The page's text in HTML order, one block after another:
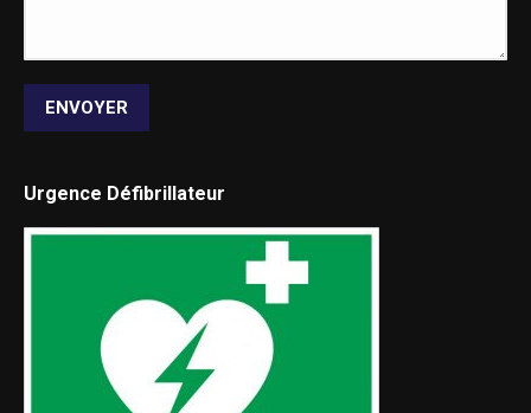
ENVOYER
Urgence Défibrillateur